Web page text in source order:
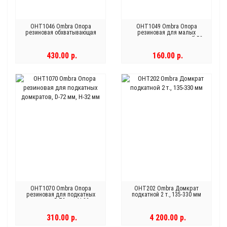
OHT1046 Ombra Опора
резиновая обхватывающая
430.00 р.
OHT1049 Ombra Опора
резиновая для малых
подкатных домкратов, Ø-52
160.00 р.
OHT1070 Ombra Опора
резиновая для подкатных
домкратов, D-72 мм, Н-32 мм
310.00 р.
OHT202 Ombra Домкрат
подкатной 2 т., 135-330 мм
4 200.00 р.